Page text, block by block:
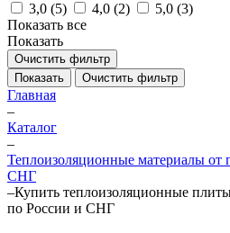
3,0 (5) 4,0 (2) 5,0 (3)
Показать все
Показать
Очистить фильтр
Показать
Очистить фильтр
Главная
–
Каталог
–
Теплоизоляционные материалы от
СНГ
–Купить теплоизоляционные
по России и СНГ